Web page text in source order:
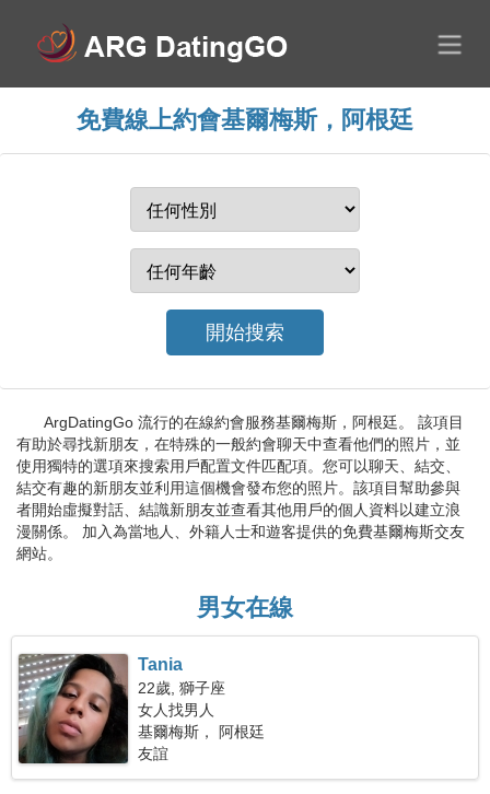
免費線上約會基爾梅斯，阿根廷
ArgDatingGo 流行的在線約會服務基爾梅斯，阿根廷。 該項目
有助於尋找新朋友，在特殊的一般約會聊天中查看他們的照片，並
使用獨特的選項來搜索用戶配置文件匹配項。您可以聊天、結交、
結交有趣的新朋友並利用這個機會發布您的照片。該項目幫助參與
者開始虛擬對話、結識新朋友並查看其他用戶的個人資料以建立浪
漫關係。 加入為當地人、外籍人士和遊客提供的免費基爾梅斯交友
網站。
男女在線
Tania
22歲, 獅子座
女人找男人
基爾梅斯， 阿根廷
友誼